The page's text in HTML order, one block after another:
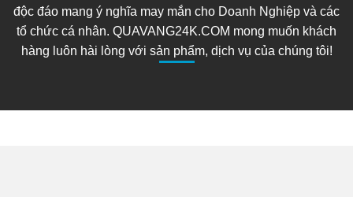
độc đáo mang ý nghĩa may mắn cho Doanh Nghiệp và các
tổ chức cá nhân. QUAVANG24K.COM mong muốn khách
hàng luôn hài lòng với sản phẩm, dịch vụ của chúng tôi!